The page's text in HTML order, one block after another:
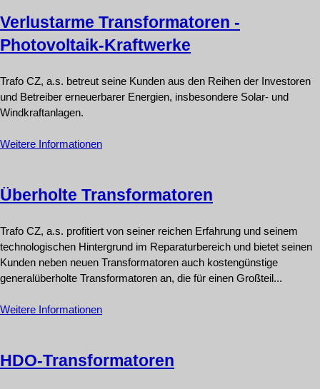
Verlustarme Transformatoren -
Photovoltaik-Kraftwerke
Trafo CZ, a.s. betreut seine Kunden aus den Reihen der Investoren
und Betreiber erneuerbarer Energien, insbesondere Solar- und
Windkraftanlagen.
Weitere Informationen
Überholte Transformatoren
Trafo CZ, a.s. profitiert von seiner reichen Erfahrung und seinem
technologischen Hintergrund im Reparaturbereich und bietet seinen
Kunden neben neuen Transformatoren auch kostengünstige
generalüberholte Transformatoren an, die für einen Großteil...
Weitere Informationen
HDO-Transformatoren